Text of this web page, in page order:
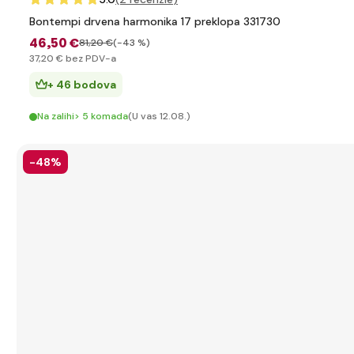
Bontempi drvena harmonika 17 preklopa 331730
46,50 €81,20 €(-43 %)
37,20 € bez PDV-a
+ 46 bodova
Na zalihi> 5 komada(U vas 12.08.)
-48%